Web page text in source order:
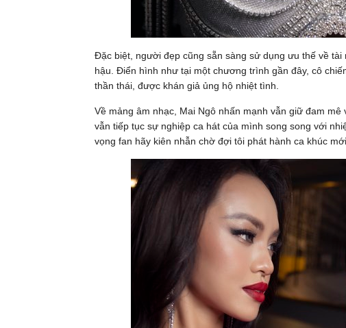
Đặc biệt, người đẹp cũng sẵn sàng sử dụng ưu thế về
hậu. Điển hình như tại một chương trình gần đây, cô
thần thái, được khán giả ủng hộ nhiệt tình.
Về mảng âm nhạc, Mai Ngô nhấn mạnh vẫn giữ đam
vẫn tiếp tục sự nghiệp ca hát của mình song song với
vọng fan hãy kiên nhẫn chờ đợi tôi phát hành ca khúc